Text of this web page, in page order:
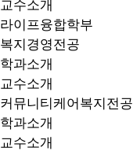
교수소개
라이프융합학부
복지경영전공
학과소개
교수소개
커뮤니티케어복지전공
학과소개
교수소개